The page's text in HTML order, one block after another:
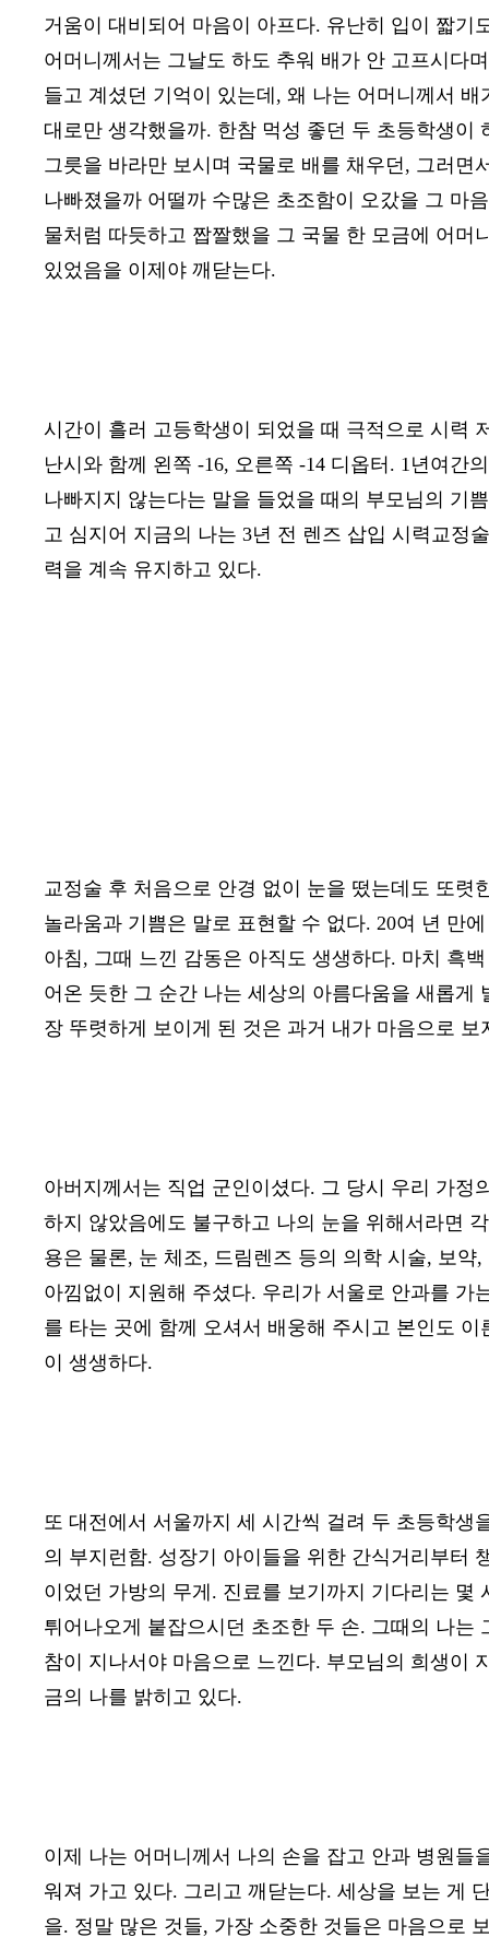
거움이 대비되어 마음이 아프다. 유난히 입이 짧기
어머니께서는 그날도 하도 추워 배가 안 고프시다
들고 계셨던 기억이 있는데 , 왜 나는 어머니께서 배
대로만 생각했을까. 한참 먹성 좋던 두 초등학생이
그릇을 바라만 보시며 국물로 배를 채우던, 그러면
나빠졌을까 어떨까 수많은 초조함이 오갔을 그 마
물처럼 따듯하고 짭짤했을 그 국물 한 모금에 어머
있었음을 이제야 깨닫는다.
시간이 흘러 고등학생이 되었을 때 극적으로 시력
난시와 함께 왼쪽 -16, 오른쪽 -14 디옵터 . 1년여간
나빠지지 않는다는 말을 들었을 때의 부모님의 기
고 심지어 지금의 나는 3년 전 렌즈 삽입 시력교정
력을 계속 유지하고 있다.
교정술 후 처음으로 안경 없이 눈을 떴는데도 또렷
놀라움과 기쁨은 말로 표현할 수 없다. 20여 년 만
아침, 그때 느낀 감동은 아직도 생생하다. 마치 흑
어온 듯한 그 순간 나는 세상의 아름다움을 새롭게
장 뚜렷하게 보이게 된 것은 과거 내가 마음으로 보
아버지께서는 직업 군인이셨다. 그 당시 우리 가정
하지 않았음에도 불구하고 나의 눈을 위해서라면
용은 물론, 눈 체조, 드림렌즈 등의 의학 시술, 보약,
아낌없이 지원해 주셨다. 우리가 서울로 안과를 가
를 타는 곳에 함께 오셔서 배웅해 주시고 본인도 이
이 생생하다.
또 대전에서 서울까지 세 시간씩 걸려 두 초등학생
의 부지런함. 성장기 아이들을 위한 간식거리부터
이었던 가방의 무게 . 진료를 보기까지 기다리는 몇
튀어나오게 붙잡으시던 초조한 두 손. 그때의 나는
참이 지나서야 마음으로 느낀다. 부모님의 희생이
금의 나를 밝히고 있다.
이제 나는 어머니께서 나의 손을 잡고 안과 병원들
워져 가고 있다. 그리고 깨닫는다. 세상을 보는 게
을. 정말 많은 것들, 가장 소중한 것들은 마음으로